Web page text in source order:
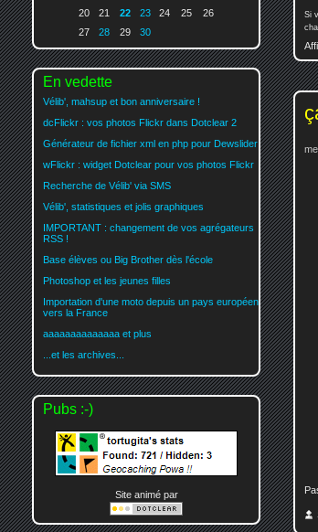
Si
20
21 22 23 24 25
26
27
28 29 30
En vedette
Vélib', mahsup et bon anniversaire !
dcFlickr : vos photos Flickr dans Dotclear 2
Générateur de fichier xml en php pour Dewslider
wFlickr : widget Dotclear pour vos photos Flickr
Recherche de Vélib' via SMS
Vélib', statistiques et jolis graphiques
IMPORTANT : changement de vos agrégateurs
RSS !
Base élèves ou Big Brother dès l'école
Photoshop et les jeunes filles
Importation d'une moto depuis un pays européen
vers la France
aaaaaaaaaaaaaa et plus
...et les archives...
Pubs :-)
Site animé par